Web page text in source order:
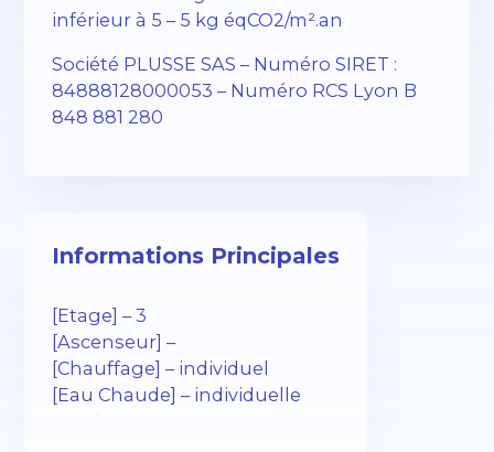
inférieur à 5 – 5 kg éqCO2/m².an
Société PLUSSE SAS – Numéro SIRET :
84888128000053 – Numéro RCS Lyon B
848 881 280
Informations Principales
[Etage] – 3
[Ascenseur] –
[Chauffage] – individuel
[Eau Chaude] – individuelle